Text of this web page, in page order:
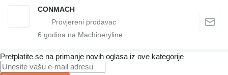
CONMACH
6 godina na Machineryline
Pretplatite se na primanje novih oglasa iz ove kategorije